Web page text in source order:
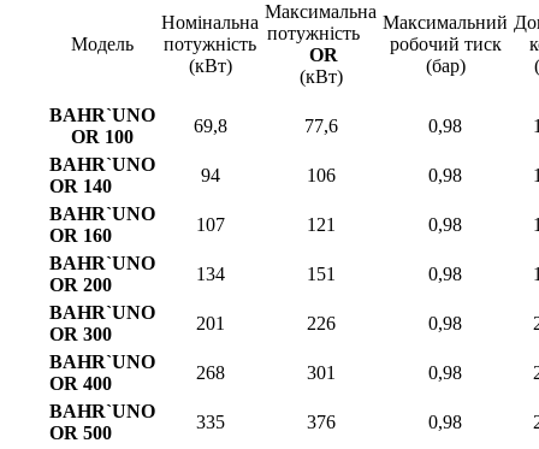
Модель
Номінальна
потужність
(кВт)
Максимальна
потужність
OR
(кВт)
Максимальний
робочий тиск
(бар)
BAHR`UNO
OR 100
69,8 77,6 0,98
BAHR`UNO
OR 140
94 106 0,98
BAHR`UNO
OR 160
107 121 0,98
BAHR`UNO
OR 200
134 151 0,98
BAHR`UNO
OR 300
201 226 0,98
BAHR`UNO
OR 400
268 301 0,98
BAHR`UNO
OR 500
335 376 0,98